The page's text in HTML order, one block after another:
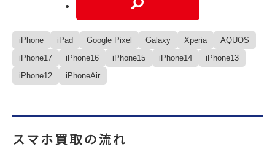
iPhone iPad Google Pixel Galaxy Xperia
AQUOS
iPhone17
iPhone16 iPhone15 iPhone14
iPhone13
iPhone12
iPhoneAir
スマホ買取の流れ